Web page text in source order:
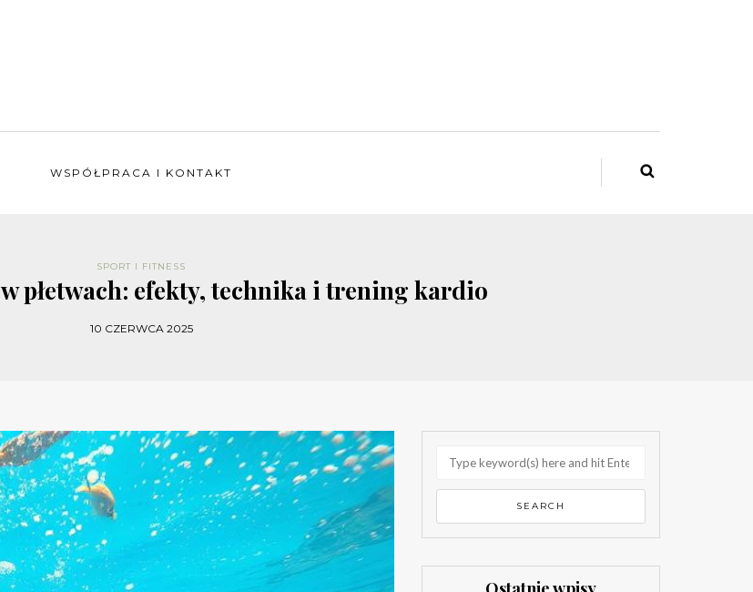
WSPÓŁPRACA I KONTAKT
SPORT I FITNESS
płetwach: efekty, technika i trening kardio
10 CZERWCA 2025